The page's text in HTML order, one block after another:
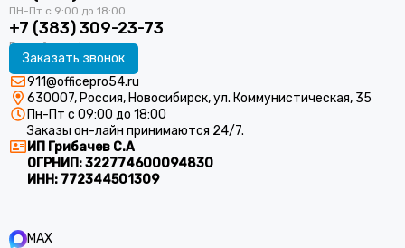
+7 (383) 309-23-73
Заказать звонок
911@officepro54.ru
630007, Россия, Новосибирск, ул. Коммунистическая, 35
Пн-Пт с 09:00 до 18:00
Заказы он-лайн принимаются 24/7.
ИП Грибачев С.А
ОГРНИП:322774600094830
ИНН: 772344501309
MAX